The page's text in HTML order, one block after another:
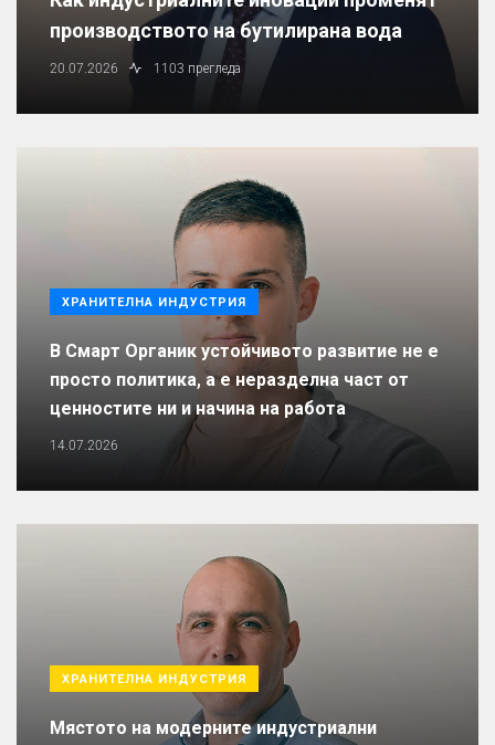
производството на бутилирана вода
20.07.2026 1103 прегледа
ХРАНИТЕЛНА ИНДУСТРИЯ
В Смарт Органик устойчивото развитие не е
просто политика, а е неразделна част от
ценностите ни и начина на работа
14.07.2026
ХРАНИТЕЛНА ИНДУСТРИЯ
Мястото на модерните индустриални